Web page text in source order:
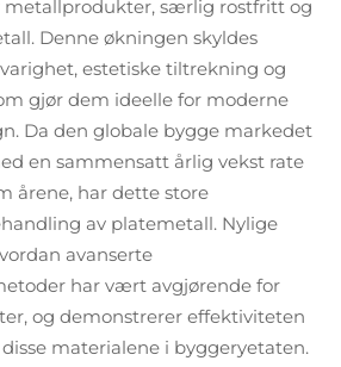
metallprodukter, særlig rostfritt og
Denne økningen skyldes
estetiske tiltrekning og
gjør dem ideelle for moderne
Da den globale bygge markedet
en sammensatt årlig vekst rate
årene, har dette store
av platemetall. Nylige
avanserte
har vært avgjørende for
og demonstrerer effektiviteten
materialene i byggeryetaten.